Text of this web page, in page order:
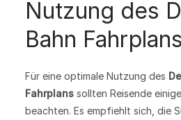
Nutzung des
Bahn Fahrplans
Für eine optimale Nutzung des
Fahrplans sollten Reisende
beachten. Es empfiehlt sich, die